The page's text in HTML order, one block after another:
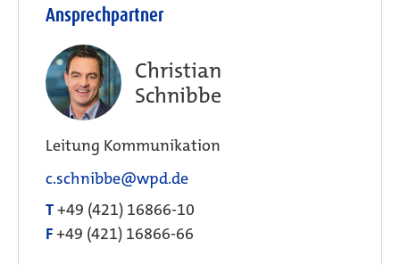
Ansprechpartner
Christian
Schnibbe
Leitung Kommunikation
c.schnibbe@wpd.de
T+49 (421) 16866-10
F+49 (421) 16866-66